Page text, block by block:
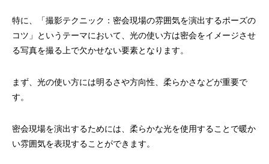
特に、「撮影テクニック：密会現場の雰囲気を演出するポーズの
コツ」というテーマにおいて、光の使い方は密会をイメージさせ
る写真を撮る上で欠かせない要素となります。
まず、光の使い方には明るさや方向性、柔らかさなどが重要で
す。
密会現場を演出するためには、柔らかな光を使用することで暖か
い雰囲気を表現することができます。